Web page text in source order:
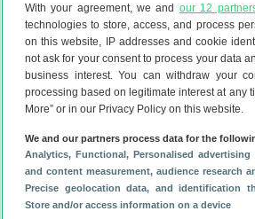
With your agreement, we and our 12
technologies to store, access, and process
on this website, IP addresses and cookie
not ask for your consent to process your data
business interest. You can withdraw your
processing based on legitimate interest at any
More” or in our Privacy Policy on this website.
We and our partners process data for the
Analytics, Functional, Personalised
and content measurement, audience research
Precise geolocation data, and identification
Store and/or access information on a device
Heeft dit artikel je geholpen?